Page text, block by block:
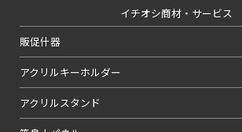
イチオシ商材・サービス
販促什器
アクリルキーホルダー
アクリルスタンド